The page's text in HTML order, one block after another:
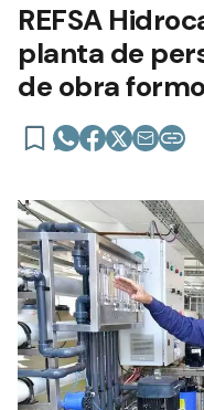
REFSA
planta de
de obra